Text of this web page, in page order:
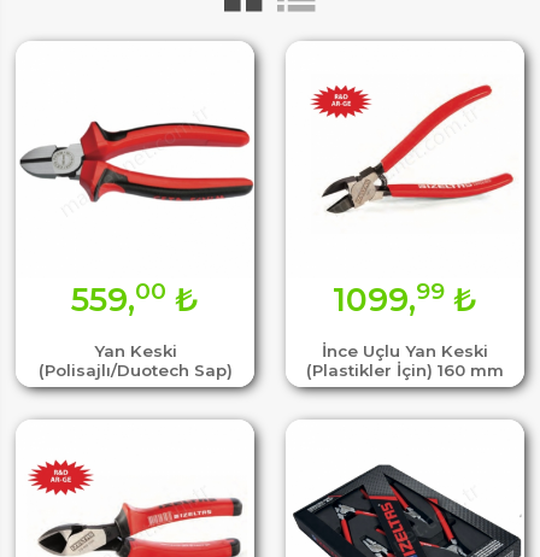
Yan Keski
(Polisajlı/Duotech Sap)
559,00 ₺
İnce Uçlu Yan Keski
(Plastikler İçin) 160 mm
1099,99₺